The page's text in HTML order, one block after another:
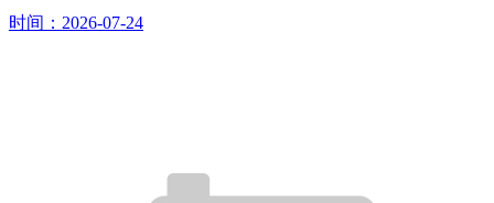
时间：2026-07-24